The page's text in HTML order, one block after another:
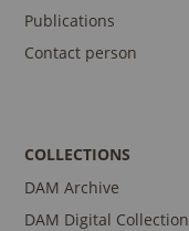
Publications
Contact person
COLLECTIONS
DAM Archive
DAM Digital Collection